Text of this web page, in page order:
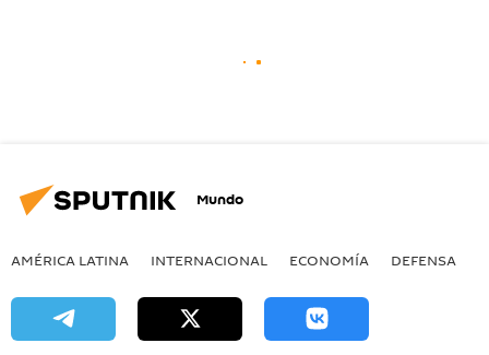
Mundo
AMÉRICA LATINA INTERNACIONAL ECONOMÍA DEFENSA